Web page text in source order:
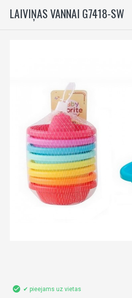
LAIVIŅAS VANNAI G7418-SW
✔ pieejams uz vietas